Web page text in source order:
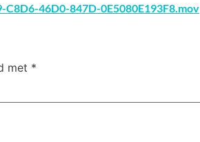
46D0-847D-0E5080E193F8.mov
met *